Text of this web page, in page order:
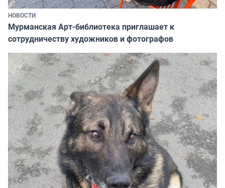
НОВОСТИ
Мурманская Арт-библиотека приглашает к
сотрудничеству художников и фотографов